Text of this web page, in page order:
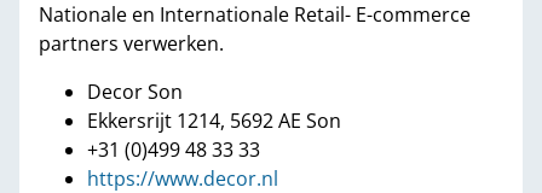
Nationale en Internationale Retail- E-commerce
partners verwerken.
Decor Son
Ekkersrijt 1214, 5692 AE Son
+31 (0)499 48 33 33
https://www.decor.nl